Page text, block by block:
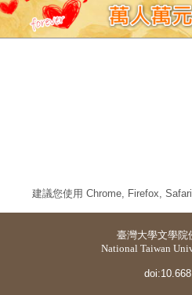
建議您使用 Chrome, Firefox,
臺灣大學文學院
National Taiwan